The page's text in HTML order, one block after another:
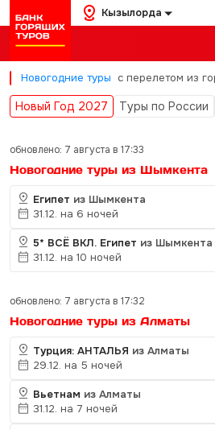
Кызылорда
Новогодние туры с перелетом из
Новый Год 2027 Туры по России
Новогодние туры из Шымкента
обновлено: 7 августа в 17:33
Египет из Шымкента
31.12. на 6 ночей
5* ВСЁ ВКЛ. Египет из Шымкента
31.12. на 10 ночей
Новогодние туры из Алматы
обновлено: 7 августа в 17:32
Турция: АНТАЛЬЯ из Алматы
29.12. на 5 ночей
Вьетнам из Алматы
31.12. на 7 ночей